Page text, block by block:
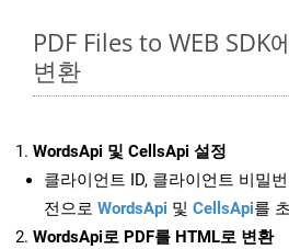
PDF Files to WEB SDK
변환
WordsApi 및 CellsApi 설정
클라이언트 ID, 클라이언트 비밀
전으로 WordsApi 및 CellsApi를
WordsApi로 PDF를 HTML로 변환